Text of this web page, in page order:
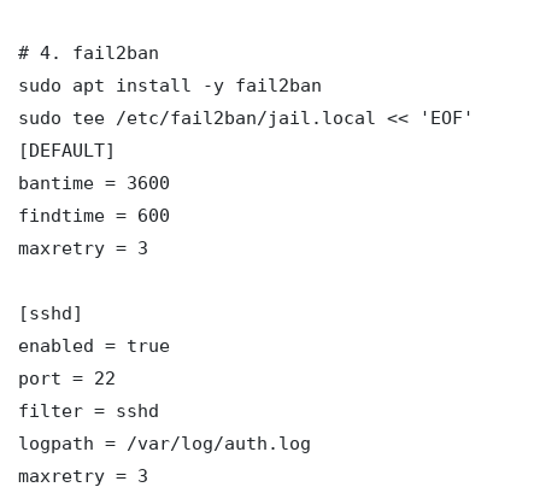
# 4. fail2ban
sudo apt install -y fail2ban
sudo tee /etc/fail2ban/jail.local << 'EOF'
[DEFAULT]
bantime = 3600
findtime = 600
maxretry = 3
[sshd]
enabled = true
port = 22
filter = sshd
logpath = /var/log/auth.log
maxretry = 3